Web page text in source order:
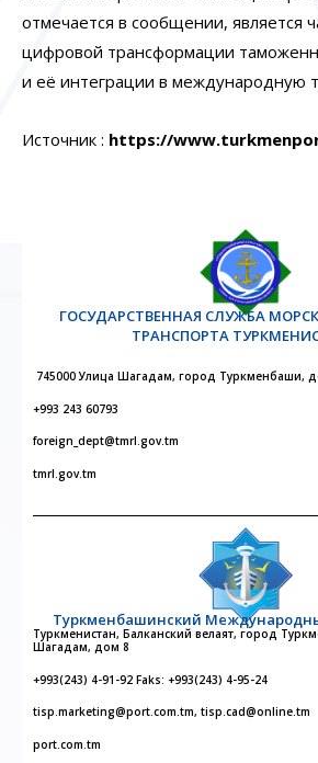
отмечается в сообщении, является
цифровой трансформации
и её интеграции в международную
Источник : https://www.
ГОСУДАРСТВЕННАЯ СЛУЖБА
ТРАНСПОРТА
745000 Улица Шагадам, город Туркменбаши,
+993 243 60793
foreign_dept@tmrl.gov.tm
tmrl.gov.tm
Туркменбашинский
Туркменистан, Балканский велаят, город
Шагадам, дом 8
+993(243) 4-91-92 Faks: +993(243) 4-95-24
tisp.marketing@port.com.tm, tisp.cad@online.tm
port.com.tm